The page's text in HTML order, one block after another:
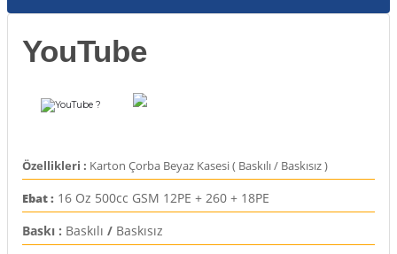
Kutuları
YouTube
?
Özellikleri : Karton Çorba Beyaz Kasesi ( Baskılı / Baskısız )
Ebat : 16 Oz 500cc GSM 12PE + 260 + 18PE
Baskı : Baskılı / Baskısız